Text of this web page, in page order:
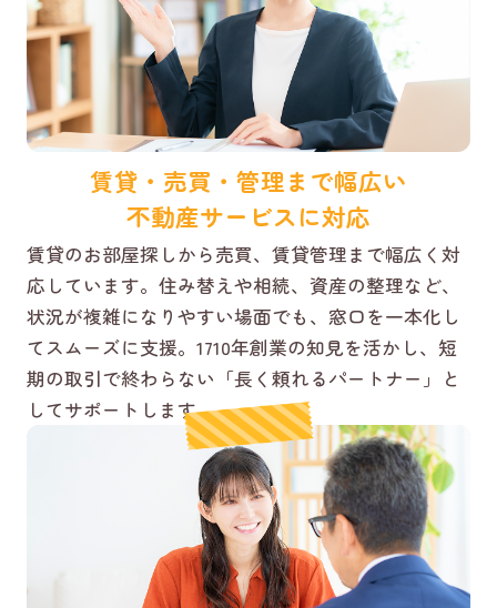
賃貸・売買・管理まで幅広い
不動産サービスに対応
賃貸のお部屋探しから売買、賃貸管理まで幅広く対
応しています。住み替えや相続、資産の整理など、
状況が複雑になりやすい場面でも、窓口を一本化し
てスムーズに支援。1710年創業の知見を活かし、短
期の取引で終わらない「長く頼れるパートナー」と
してサポートします。